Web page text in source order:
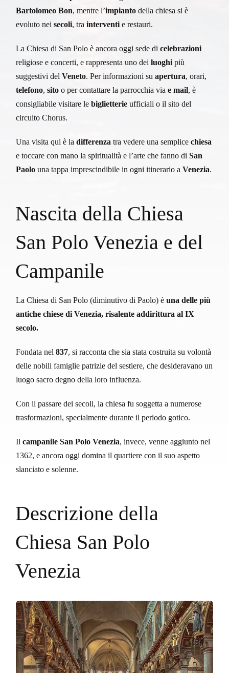
Bartolomeo Bon, mentre l’impianto della chiesa si è
evoluto neisecoli, trainterventi e restauri.
La Chiesa di San Polo è ancora oggi sede dicelebrazioni
religiose e concerti, e rappresenta uno deiluoghi più
suggestivi delVeneto. Per informazioni suapertura, orari,
telefono,sito o per contattare la parrocchia viae mail, è
consigliabile visitare lebiglietterie ufficiali o il sito del
circuito Chorus.
Una visita qui è ladifferenza tra vedere una semplicechiesa
e toccare con mano la spiritualità e l’arte che fanno diSan
Paolo una tappa imprescindibile in ogni itinerario aVenezia.
Nascita della Chiesa
San Polo Venezia e del
Campanile
La Chiesa di San Polo (diminutivo di Paolo) è una delle più
antiche chiese di Venezia, risalente addirittura al IX
secolo.
Fondata nel837, si racconta che sia stata costruita su volontà
delle nobili famiglie patrizie del sestiere, che desideravano un
luogo sacro degno della loro influenza.
Con il passare dei secoli, la chiesa fu soggetta a numerose
trasformazioni, specialmente durante il periodo gotico.
Ilcampanile San Polo Venezia, invece, venne aggiunto nel
1362, e ancora oggi domina il quartiere con il suo aspetto
slanciato e solenne.
Descrizione della
Chiesa San Polo
Venezia